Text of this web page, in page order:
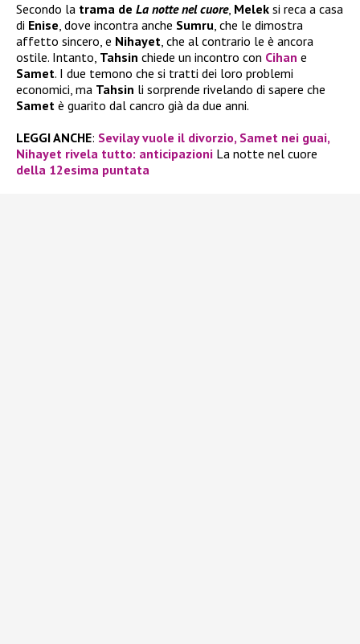
Secondo la trama de La notte nel cuore, Melek si reca a casa
di Enise, dove incontra anche Sumru, che le dimostra
affetto sincero, e Nihayet, che al contrario le è ancora
ostile. Intanto, Tahsin chiede un incontro con Cihan e
Samet. I due temono che si tratti dei loro problemi
economici, ma Tahsin li sorprende rivelando di sapere che
Samet è guarito dal cancro già da due anni.
LEGGI ANCHE: Sevilay vuole il divorzio, Samet nei guai,
Nihayet rivela tutto: anticipazioni La notte nel cuore
della 12esima puntata